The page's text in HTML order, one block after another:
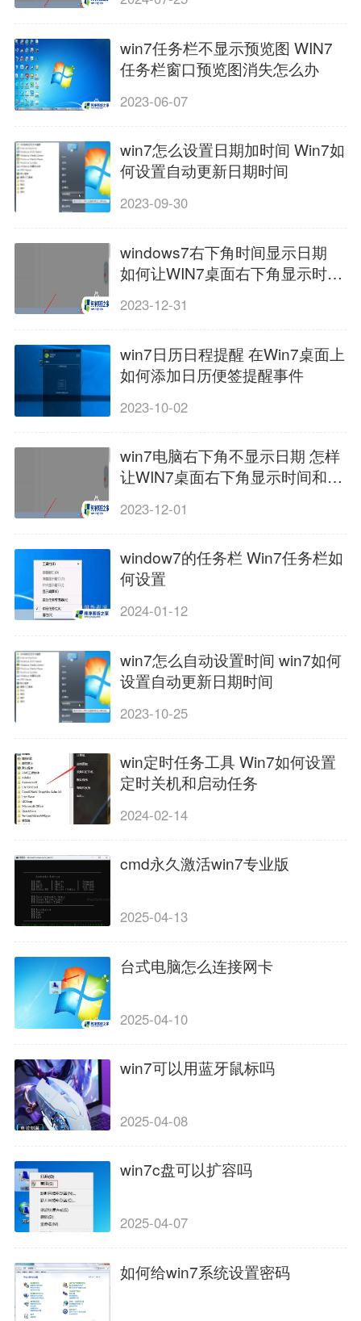
win7任务栏不显示预览图 WIN7
任务栏窗口预览图消失怎么办
2023-06-07
win7怎么设置日期加时间 Win7如
何设置自动更新日期时间
2023-09-30
windows7右下角时间显示日期
如何让WIN7桌面右下角显示时间
2023-12-31
win7日历日程提醒 在Win7桌面上
如何添加日历便签提醒事件
2023-10-02
win7电脑右下角不显示日期 怎样
让WIN7桌面右下角显示时间和日
2023-12-01
window7的任务栏 Win7任务栏如
何设置
2024-01-12
win7怎么自动设置时间 win7如何
设置自动更新日期时间
2023-10-25
win定时任务工具 Win7如何设置
定时关机和启动任务
2024-02-14
cmd永久激活win7专业版
2025-04-13
台式电脑怎么连接网卡
2025-04-10
win7可以用蓝牙鼠标吗
2025-04-08
win7c盘可以扩容吗
2025-04-07
如何给win7系统设置密码